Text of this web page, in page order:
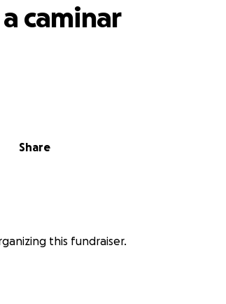
Share
caminar
this fundraiser.